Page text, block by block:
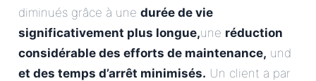
diminués grâce à une durée de vie
significativement plus longue,une réduction
considérable des efforts de maintenance, und
et des temps d’arrêt minimisés. Un client a par